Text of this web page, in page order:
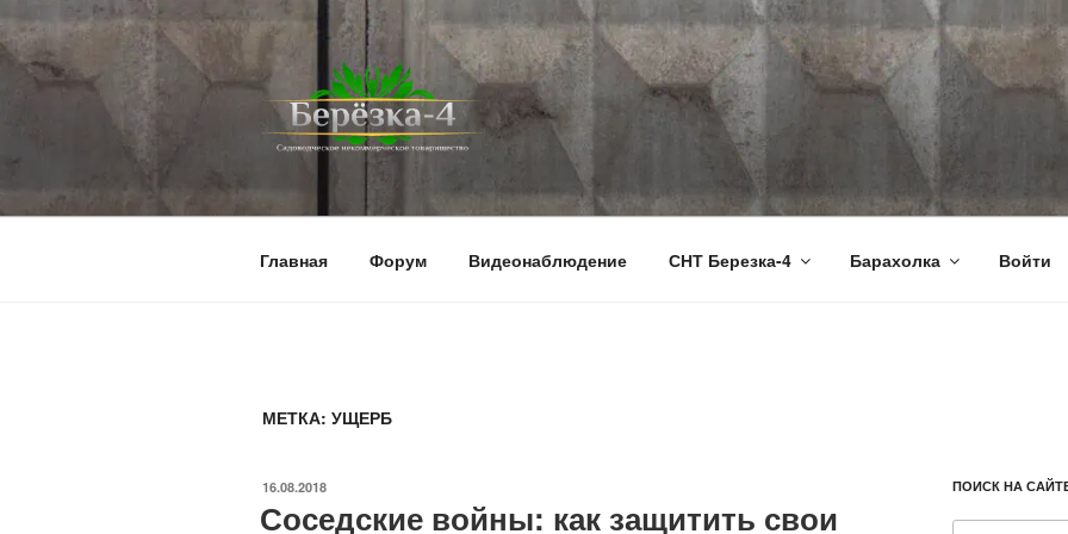
к
содержимому
BEREZKA4.RU
СНТ Берёзка-4
Главная Форум Видеонаблюдение СНТ Березка-4 Барахолка Войти
МЕТКА: УЩЕРБ
ОПУБЛИКОВАНО
16.08.2018
Соседские войны: как защитить свои
ПОИСК НА